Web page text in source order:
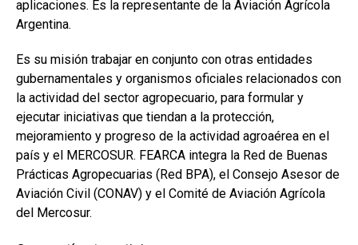
aplicaciones. Es la representante de la Aviación Agrícola
Argentina.
Es su misión trabajar en conjunto con otras entidades
gubernamentales y organismos oficiales relacionados con
la actividad del sector agropecuario, para formular y
ejecutar iniciativas que tiendan a la protección,
mejoramiento y progreso de la actividad agroaérea en el
país y el MERCOSUR. FEARCA integra la Red de Buenas
Prácticas Agropecuarias (Red BPA), el Consejo Asesor de
Aviación Civil (CONAV) y el Comité de Aviación Agrícola
del Mercosur.